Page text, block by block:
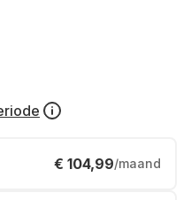
€ 104,99/maand